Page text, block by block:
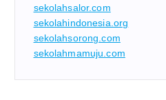
sekolahsalor.com
sekolahindonesia.org
sekolahsorong.com
sekolahmamuju.com